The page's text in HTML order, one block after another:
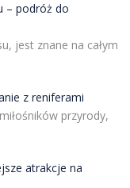
– podróż do
jest znane na całym
z reniferami
przyrody,
atrakcje na